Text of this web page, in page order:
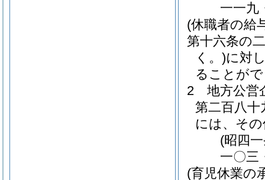
一一九
(休職者の給
第十六条の二
く。)に対
ることが
2
地方公営
第二百八十
には、そ
(昭四
一〇三
(育児休業の